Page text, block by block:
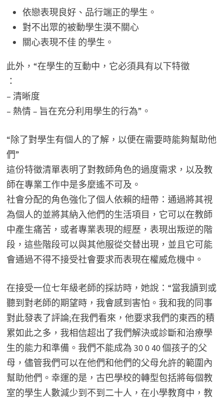
依戀表現良好、品行端正的學生。
對不出眾的被動學生漠不關心
關心表現不佳 的學生。
此外，“在學生的互動中，它必須具有以下特徵
：
– 清晰度
– 熱情 – 旨在充分利用學生的行為”。
“除了對學生有個人的了解，以便在需要時能夠幫助他
們”
這份特徵清單表明了對教師角色的過度需求，以及教
師在專業工作中是多麼遙不可及。
社會分配的角色強化了個人依賴的紐帶：通過將其視
為個人的並將其納入他們的生活項目，它可以在教師
中產生痛苦，或者專業表現的經歷，表現出叛逆的階
段，這些階段可以與其他服從交替出現，並且它可能
會通過不得不接受社會要求而表現在權威危機中。
在接受一位七年級老師的採訪時，她說：“當我讀到或
聽到對老師的期望時，我會感到害怕。我和我的同事
對此發表了評論;在我們看來，他要求我們的東西的積
累如此之多，我相信超出了我們解決或診斷和治療學
生的能力和準備。我們不能成為 30 0 40 個孩子的父
母，儘管我們可以在他們和他們的父母允許的範圍內
幫助他們。幸運的是，古巴學校的轉型包括將每個教
室的學生人數減少到不到二十人，在小學教育中，教